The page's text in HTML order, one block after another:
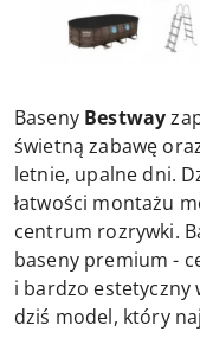
Baseny Bestway
świetną zabawę
letnie, upalne dni.
łatwości montażu
centrum rozrywki.
baseny premium -
i bardzo estetyczny
dziś model, który